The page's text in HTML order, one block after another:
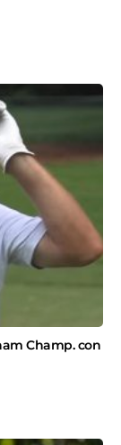
Champ. con